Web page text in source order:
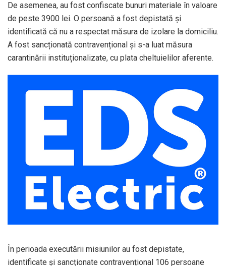
De asemenea, au fost confiscate bunuri materiale în valoare
de peste 3900 lei. O persoană a fost depistată și
identificată că nu a respectat măsura de izolare la domiciliu.
A fost sancționată contravențional și s-a luat măsura
carantinării instituționalizate, cu plata cheltuielilor aferente.
În perioada executării misiunilor au fost depistate,
identificate și sancționate contravențional 106 persoane